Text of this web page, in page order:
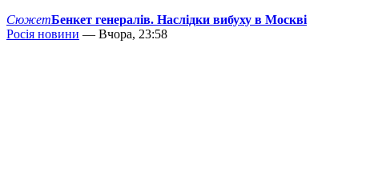
СюжетБенкет генералів. Наслідки вибуху в Москві
Росія новини — Вчора, 23:58